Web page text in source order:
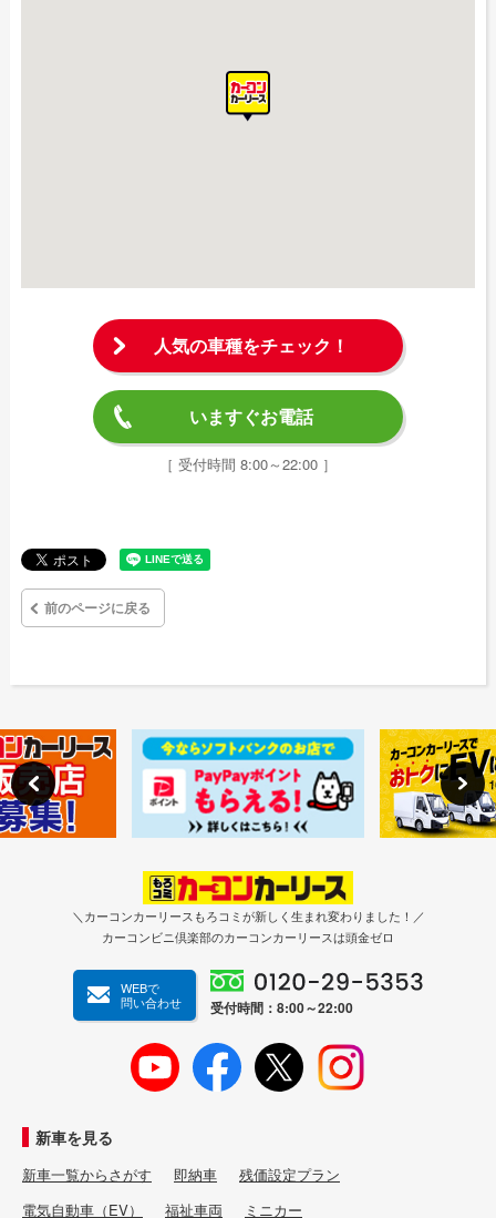
人気の車種をチェック！
いますぐお電話
［ 受付時間 8:00～22:00 ］
前のページに戻る
＼カーコンカーリースもろコミが新しく生まれ変わりました！／
カーコンビニ倶楽部のカーコンカーリースは頭金ゼロ
WEBで
問い合わせ
受付時間：8:00～22:00
新車を見る
新車一覧からさがす 即納車
残価設定プラン
電気自動車（EV）
福祉車両 ミニカー